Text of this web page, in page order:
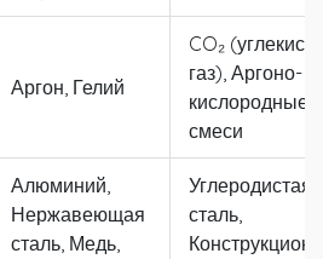
Аргон, Гелий
CO₂
газ), Аргоно-
кислородные
смеси
Алюминий,
Нержавеющая
сталь, Медь,
Углеродистая
сталь,